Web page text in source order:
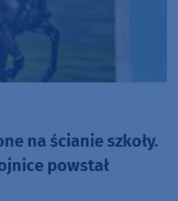
na ścianie szkoły.
powstał